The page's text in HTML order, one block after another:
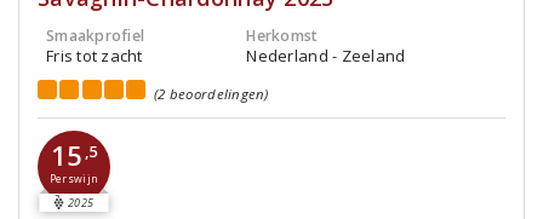
Smaakprofiel
Fris tot zacht
Herkomst
Nederland - Zeeland
(2 beoordelingen)
15 ,5
Perswijn
2025